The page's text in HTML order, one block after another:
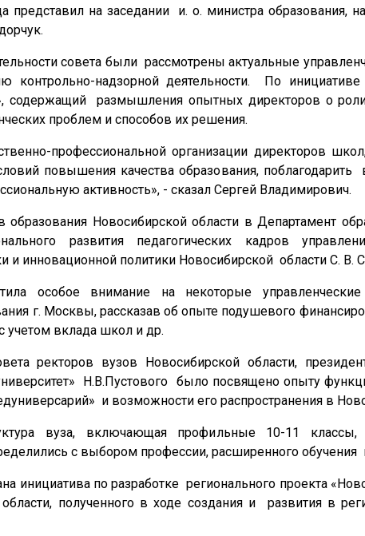
представил на заседании и. о. министра образования,
совета были рассмотрены актуальные
контрольно-надзорной деятельности. По
содержащий размышления опытных директоров о
проблем и способов их решения.
профессиональной организации директоров
повышения качества образования,
активность», - сказал Сергей Владимирович.
образования Новосибирской области в Департамент
развития педагогических кадров
и инновационной политики Новосибирской области С. В.
особое внимание на некоторые
г. Москвы, рассказав об опыте подушевого
учетом вклада школ и др.
ректоров вузов Новосибирской области,
Н.В.Пустового было посвящено опыту
и возможности его распространения в
вуза, включающая профильные 10-11
с выбором профессии, расширенного
инициатива по разработке регионального проекта
полученного в ходе создания и развития в